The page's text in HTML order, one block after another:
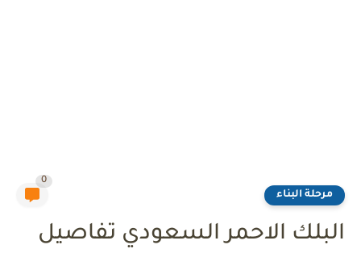
مرحلة البناء
0
البلك الاحمر السعودي تفاصيل